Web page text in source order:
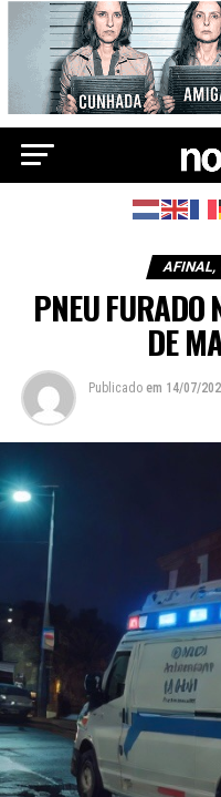
AFINAL,
PNEU FURADO
DE
Publicado em 14/07/